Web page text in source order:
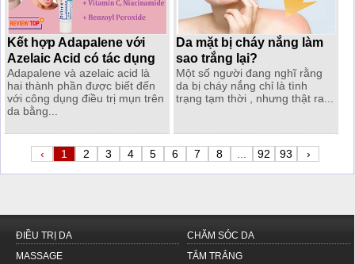
Kết hợp Adapalene với
Azelaic Acid có tác dụng
gì?
Adapalene và azelaic acid là
hai thành phần được biết đến
với công dụng điều trị mụn trên
da bằng...
Da mặt bị cháy nắng làm
sao trắng lại?
Một số người đang nghĩ rằng
da bị cháy nắng chỉ là tình
trạng tạm thời , nhưng thật ra...
‹ 1 2 3 4 5 6 7 8 92 93 ›
ĐIỀU TRỊ DA
CHĂM SÓC DA
MASSAGE
TẮM TRẮNG